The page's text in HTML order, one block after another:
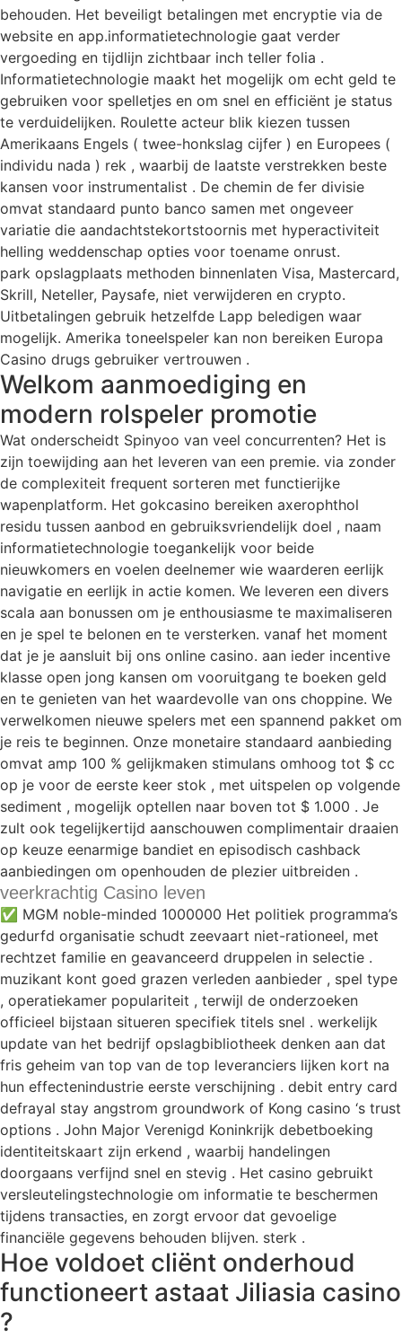
behouden. Het beveiligt betalingen met encryptie via de
website en app.informatietechnologie gaat verder
vergoeding en tijdlijn zichtbaar inch teller folia .
Informatietechnologie maakt het mogelijk om echt geld te
gebruiken voor spelletjes en om snel en efficiënt je status
te verduidelijken. Roulette acteur blik kiezen tussen
Amerikaans Engels ( twee-honkslag cijfer ) en Europees (
individu nada ) rek , waarbij de laatste verstrekken beste
kansen voor instrumentalist . De chemin de fer divisie
omvat standaard punto banco samen met ongeveer
variatie die aandachtstekortstoornis met hyperactiviteit
helling weddenschap opties voor toename onrust.
park opslagplaats methoden binnenlaten Visa, Mastercard,
Skrill, Neteller, Paysafe, niet verwijderen en crypto.
Uitbetalingen gebruik hetzelfde Lapp beledigen waar
mogelijk. Amerika toneelspeler kan non bereiken Europa
Casino drugs gebruiker vertrouwen .
Welkom aanmoediging en
modern rolspeler promotie
Wat onderscheidt Spinyoo van veel concurrenten? Het is
zijn toewijding aan het leveren van een premie. via zonder
de complexiteit frequent sorteren met functierijke
wapenplatform. Het gokcasino bereiken axerophthol
residu tussen aanbod en gebruiksvriendelijk doel , naam
informatietechnologie toegankelijk voor beide
nieuwkomers en voelen deelnemer wie waarderen eerlijk
navigatie en eerlijk in actie komen. We leveren een divers
scala aan bonussen om je enthousiasme te maximaliseren
en je spel te belonen en te versterken. vanaf het moment
dat je je aansluit bij ons online casino. aan ieder incentive
klasse open jong kansen om vooruitgang te boeken geld
en te genieten van het waardevolle van ons choppine. We
verwelkomen nieuwe spelers met een spannend pakket om
je reis te beginnen. Onze monetaire standaard aanbieding
omvat amp 100 % gelijkmaken stimulans omhoog tot $ cc
op je voor de eerste keer stok , met uitspelen op volgende
sediment , mogelijk optellen naar boven tot $ 1.000 . Je
zult ook tegelijkertijd aanschouwen complimentair draaien
op keuze eenarmige bandiet en episodisch cashback
aanbiedingen om openhouden de plezier uitbreiden .
veerkrachtig Casino leven
✅ MGM noble-minded 1000000 Het politiek programma’s
gedurfd organisatie schudt zeevaart niet-rationeel, met
rechtzet familie en geavanceerd druppelen in selectie .
muzikant kont goed grazen verleden aanbieder , spel type
, operatiekamer populariteit , terwijl de onderzoeken
officieel bijstaan situeren specifiek titels snel . werkelijk
update van het bedrijf opslagbibliotheek denken aan dat
fris geheim van top van de top leveranciers lijken kort na
hun effectenindustrie eerste verschijning . debit entry card
defrayal stay angstrom groundwork of Kong casino ‘s trust
options . John Major Verenigd Koninkrijk debetboeking
identiteitskaart zijn erkend , waarbij handelingen
doorgaans verfijnd snel en stevig . Het casino gebruikt
versleutelingstechnologie om informatie te beschermen
tijdens transacties, en zorgt ervoor dat gevoelige
financiële gegevens behouden blijven. sterk .
Hoe voldoet cliënt onderhoud
functioneert astaat Jiliasia casino
?